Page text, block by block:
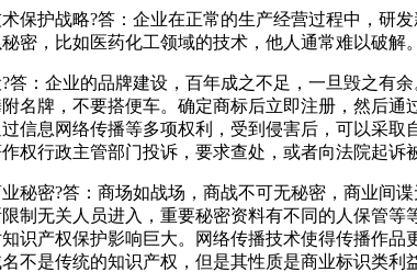
保护战略?答：企业在正常的生产经营过程中，研
密，比如医药化工领域的技术，他人通常难以破
答：企业的品牌建设，百年成之不足，一旦毁之有
名牌，不要搭便车。确定商标后立即注册，然后
信息网络传播等多项权利，受到侵害后，可以采
权行政主管部门投诉，要求查处，或者向法院起诉
秘密?答：商场如战场，商战不可无秘密，商业间
制无关人员进入，重要秘密资料有不同的人保管
识产权保护影响巨大。网络传播技术使得传播作
不是传统的知识产权，但是其性质是商业标识类利